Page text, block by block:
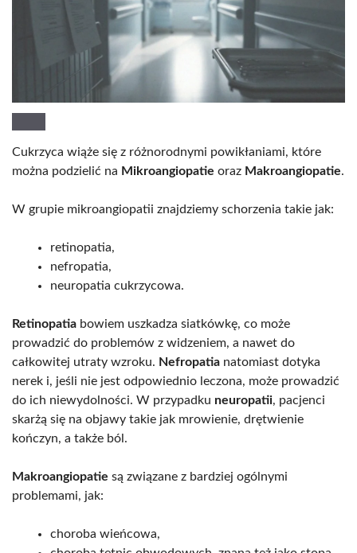
Cukrzyca wiąże się z różnorodnymi powikłaniami, które
można podzielić na Mikroangiopatie oraz Makroangiopatie.
W grupie mikroangiopatii znajdziemy schorzenia takie jak:
retinopatia,
nefropatia,
neuropatia cukrzycowa.
Retinopatia bowiem uszkadza siatkówkę, co może
prowadzić do problemów z widzeniem, a nawet do
całkowitej utraty wzroku. Nefropatia natomiast dotyka
nerek i, jeśli nie jest odpowiednio leczona, może prowadzić
do ich niewydolności. W przypadku neuropatii, pacjenci
skarżą się na objawy takie jak mrowienie, drętwienie
kończyn, a także ból.
Makroangiopatie są związane z bardziej ogólnymi
problemami, jak:
choroba wieńcowa,